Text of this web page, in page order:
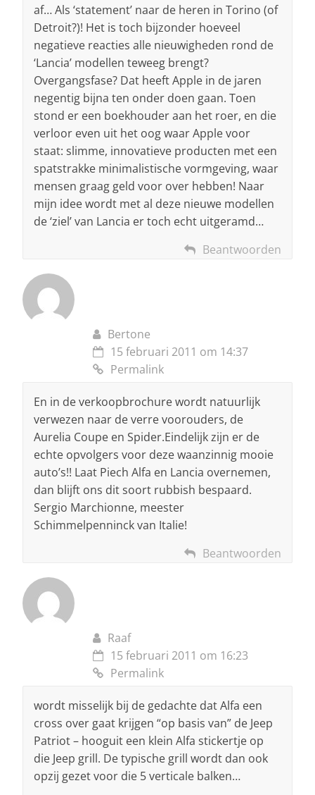
af… Als ‘statement’ naar de heren in Torino (of
Detroit?)! Het is toch bijzonder hoeveel
negatieve reacties alle nieuwigheden rond de
‘Lancia’ modellen teweeg brengt?
Overgangsfase? Dat heeft Apple in de jaren
negentig bijna ten onder doen gaan. Toen
stond er een boekhouder aan het roer, en die
verloor even uit het oog waar Apple voor
staat: slimme, innovatieve producten met een
spatstrakke minimalistische vormgeving, waar
mensen graag geld voor over hebben! Naar
mijn idee wordt met al deze nieuwe modellen
de ‘ziel’ van Lancia er toch echt uitgeramd…
Beantwoorden
Bertone
15 februari 2011 om 14:37
Permalink
En in de verkoopbrochure wordt natuurlijk
verwezen naar de verre voorouders, de
Aurelia Coupe en Spider.Eindelijk zijn er de
echte opvolgers voor deze waanzinnig mooie
auto’s!! Laat Piech Alfa en Lancia overnemen,
dan blijft ons dit soort rubbish bespaard.
Sergio Marchionne, meester
Schimmelpenninck van Italie!
Beantwoorden
Raaf
15 februari 2011 om 16:23
Permalink
wordt misselijk bij de gedachte dat Alfa een
cross over gaat krijgen “op basis van” de Jeep
Patriot – hooguit een klein Alfa stickertje op
die Jeep grill. De typische grill wordt dan ook
opzij gezet voor die 5 verticale balken…